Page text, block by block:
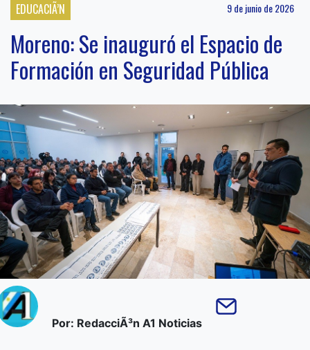
EDUCACIÃ’N 9 de junio de 2026
Moreno: Se inauguró el Espacio de
Formación en Seguridad Pública
Por: RedacciÃ³n A1 Noticias